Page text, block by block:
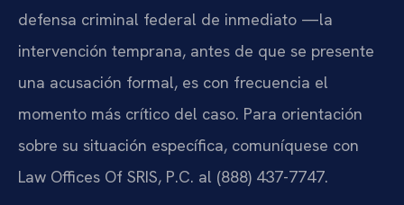
defensa criminal federal de inmediato —la
intervención temprana, antes de que se presente
una acusación formal, es con frecuencia el
momento más crítico del caso. Para orientación
sobre su situación específica, comuníquese con
Law Offices Of SRIS, P.C. al (888) 437-7747.